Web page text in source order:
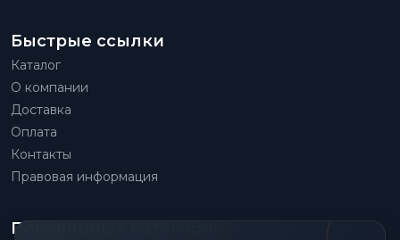
Быстрые ссылки
Каталог
О компании
Доставка
Оплата
Контакты
Правовая информация
Популярные категории